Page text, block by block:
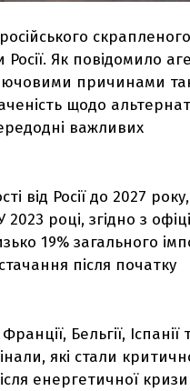
скрапленого
Як повідомило
причинами
щодо
важливих
від Росії до 2027
році, згідно з
19% загального
після початку
Бельгії, Іспанії
які стали
енергетичної кризи